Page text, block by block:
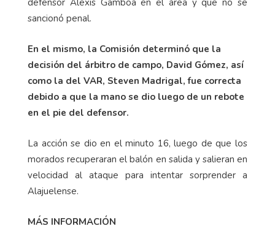
defensor Alexis Gamboa en el área y que no se
sancionó penal.
En el mismo, la Comisión determinó que la
decisión del árbitro de campo, David Gómez, así
como la del VAR, Steven Madrigal, fue correcta
debido a que la mano se dio luego de un rebote
en el pie del defensor.
La acción se dio en el minuto 16, luego de que los
morados recuperaran el balón en salida y salieran en
velocidad al ataque para intentar sorprender a
Alajuelense.
MÁS INFORMACIÓN